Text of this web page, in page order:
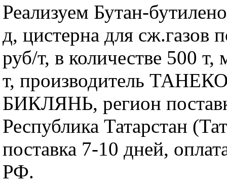
Реализуем Бутан-
д, цистерна для сж.газов
руб/т, в количестве 500
т, производитель
БИКЛЯНЬ, регион
Республика Татарстан
поставка 7-10 дней,
РФ.